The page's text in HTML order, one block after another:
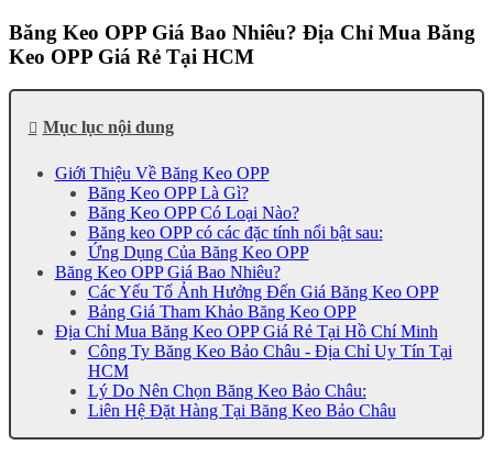
Băng Keo OPP Giá Bao Nhiêu? Địa Chỉ Mua Băng
Keo OPP Giá Rẻ Tại HCM
Mục lục nội dung
Giới Thiệu Về Băng Keo OPP
Băng Keo OPP Là Gì?
Băng Keo OPP Có Loại Nào?
Băng keo OPP có các đặc tính nổi bật sau:
Ứng Dụng Của Băng Keo OPP
Băng Keo OPP Giá Bao Nhiêu?
Các Yếu Tố Ảnh Hưởng Đến Giá Băng Keo OPP
Bảng Giá Tham Khảo Băng Keo OPP
Địa Chỉ Mua Băng Keo OPP Giá Rẻ Tại Hồ Chí Minh
Công Ty Băng Keo Bảo Châu - Địa Chỉ Uy Tín Tại
HCM
Lý Do Nên Chọn Băng Keo Bảo Châu:
Liên Hệ Đặt Hàng Tại Băng Keo Bảo Châu